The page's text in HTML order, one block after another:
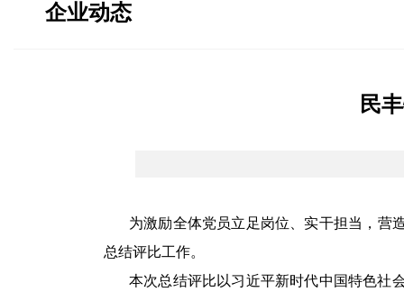
企业动态
民
为激励全体党员立足岗位、实干担当，营
总结评比工作。
本次总结评比以习近平新时代中国特色社